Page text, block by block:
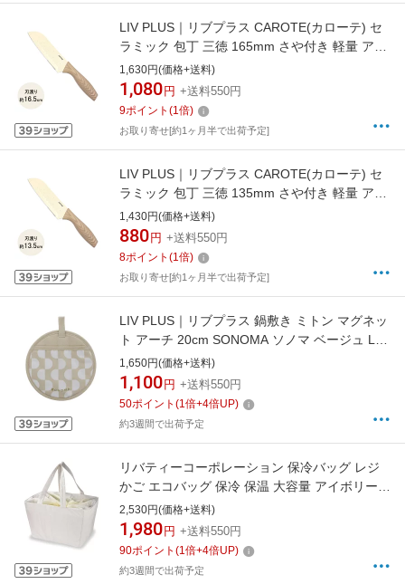
LIV PLUS｜リブプラス CAROTE(カローテ) セ
ラミック 包丁 三徳 165mm さや付き 軽量 アイ
ボリー NM-5362
1,630円(価格+送料)
1,080 円 +送料550円
9ポイント (1倍)
お取り寄せ[約1ヶ月半で出荷予定]
LIV PLUS｜リブプラス CAROTE(カローテ) セ
ラミック 包丁 三徳 135mm さや付き 軽量 アイ
ボリー NM-5361
1,430円(価格+送料)
880 円 +送料550円
8ポイント (1倍)
お取り寄せ[約1ヶ月半で出荷予定]
LIV PLUS｜リブプラス 鍋敷き ミトン マグネッ
ト アーチ 20cm SONOMA ソノマ ベージュ LV-
0384
1,650円(価格+送料)
1,100 円 +送料550円
50ポイント (1倍+4倍UP)
約3週間で出荷予定
リバティーコーポレーション 保冷バッグ レジ
かご エコバッグ 保冷 保温 大容量 アイボリー
LD-716
2,530円(価格+送料)
1,980 円 +送料550円
90ポイント (1倍+4倍UP)
約3週間で出荷予定